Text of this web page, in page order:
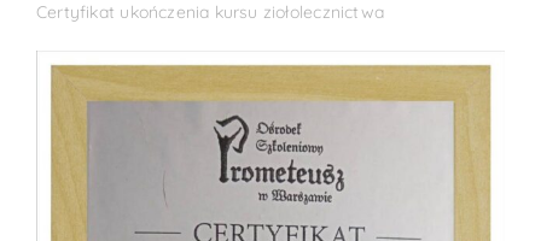
Certyfikat ukończenia kursu ziołolecznictwa